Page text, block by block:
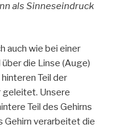
als Sinneseindruck
auch wie bei einer
die Linse (Auge)
Teil der
geleitet. Unsere
Teil des Gehirns
Gehirn verarbeitet die